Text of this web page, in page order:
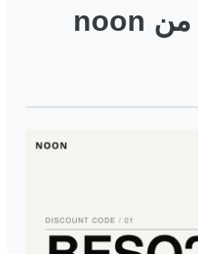
Facial Cream من noon